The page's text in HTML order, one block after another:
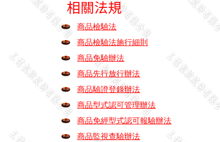
相關法規
商品檢驗法
商品檢驗法施行細則
商品免驗辦法
商品先行放行辦法
商品驗證登錄辦法
商品型式認可管理辦法
商品免經型式認可報驗辦法
商品監視查驗辦法